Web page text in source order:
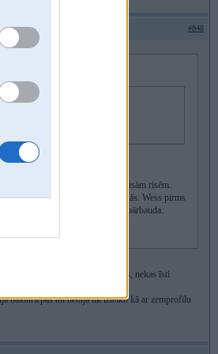
#848
kārtā brauca taisni pa visām risēm.
Būs laikam uz BM auto jāpiesakās. Wess pirms
ka tādās situācijās neviens nepārbauda.
tas auto labāk sūrētos.
mainīti disku komplekti un riepas, nekas īsti
balonriepas un nebija tik izteikti kā ar zemprofilu